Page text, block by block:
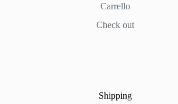
Carrello
Check out
Shipping